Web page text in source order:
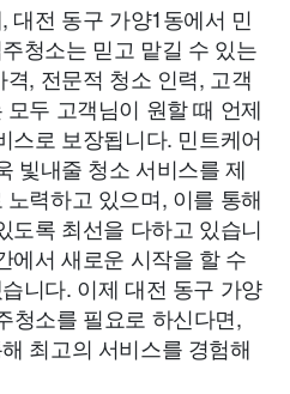
대전 동구 가양1동에서 민
청소는 믿고 맡길 수 있는
, 전문적 청소 인력, 고객
두 고객님이 원할 때 언제
스로 보장됩니다. 민트케어
빛내줄 청소 서비스를 제
력하고 있으며, 이를 통해
도록 최선을 다하고 있습니
에서 새로운 시작을 할 수
니다. 이제 대전 동구 가양
청소를 필요로 하신다면,
최고의 서비스를 경험해